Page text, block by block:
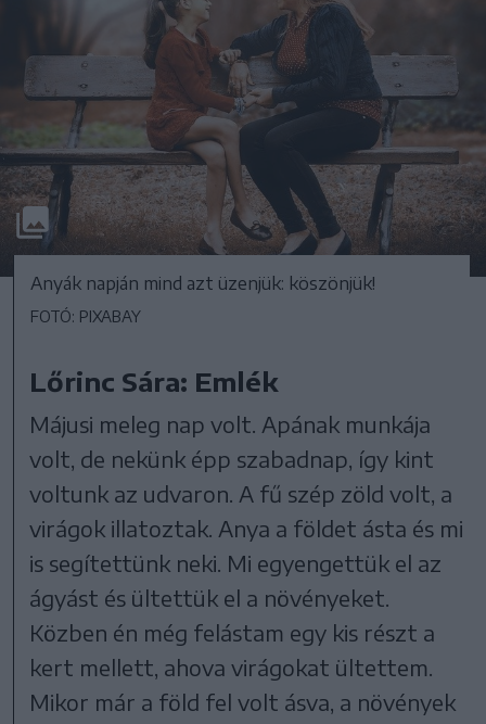
Anyák napján mind azt üzenjük: köszönjük!
FOTÓ: PIXABAY
Lőrinc Sára: Emlék
Májusi meleg nap volt. Apának munkája
volt, de nekünk épp szabadnap, így kint
voltunk az udvaron. A fű szép zöld volt, a
virágok illatoztak. Anya a földet ásta és mi
is segítettünk neki. Mi egyengettük el az
ágyást és ültettük el a növényeket.
Közben én még felástam egy kis részt a
kert mellett, ahova virágokat ültettem.
Mikor már a föld fel volt ásva, a növények